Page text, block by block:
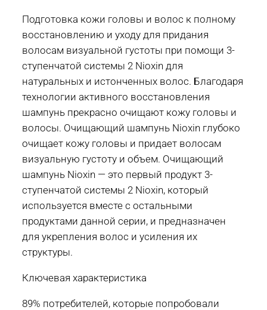
и
истонченных
волос
300
мл,
1000
мл
Подготовка кожи головы и волос к полному
восстановлению и уходу для придания
волосам визуальной густоты при помощи 3-
ступенчатой системы 2 Nioxin для
натуральных и истонченных волос. Благодаря
технологии активного восстановления
шампунь прекрасно очищают кожу головы и
волосы. Очищающий шампунь Nioxin глубоко
очищает кожу головы и придает волосам
визуальную густоту и объем. Очищающий
шампунь Nioxin — это первый продукт 3-
ступенчатой системы 2 Nioxin, который
используется вместе с остальными
продуктами данной серии, и предназначен
для укрепления волос и усиления их
структуры.
Ключевая характеристика
89% потребителей, которые попробовали